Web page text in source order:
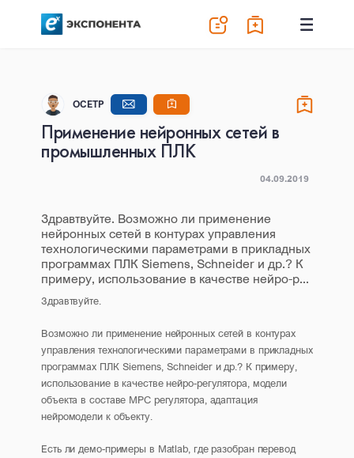
OCETP
Применение нейронных сетей в
промышленных ПЛК
04.09.2019
Здравтвуйте. Возможно ли применение
нейронных сетей в контурах управления
технологическими параметрами в прикладных
программах ПЛК Siemens, Schneider и др.? К
примеру, использование в качестве нейро-р...
Здравтвуйте.
Возможно ли применение нейронных сетей в контурах
управления технологическими параметрами в прикладных
программах ПЛК Siemens, Schneider и др.? К примеру,
использование в качестве нейро-регулятора, модели
объекта в составе MPC регулятора, адаптация
нейромодели к объекту.
Есть ли демо-примеры в Matlab, где разобран перевод